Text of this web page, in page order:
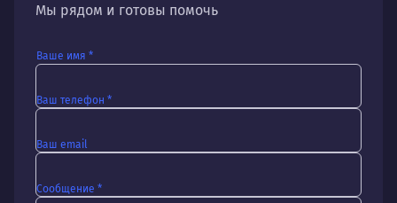
Мы рядом и готовы помочь
Ваше имя *
Ваш телефон *
Ваш email
Сообщение *